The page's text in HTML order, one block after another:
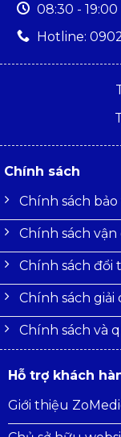
08:30 -
Hotline:
Chính sách
Chính sách
Chính sách
Chính sách đổi
Chính sách
Chính sách và
Hỗ trợ khách
Giới thiệu